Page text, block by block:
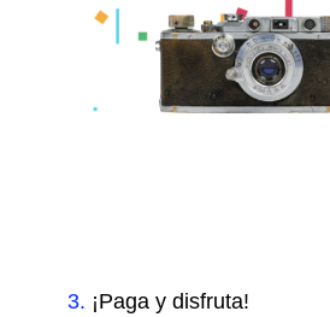
3. ¡Paga y disfruta!